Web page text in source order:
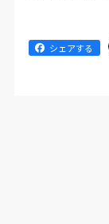
シェアする